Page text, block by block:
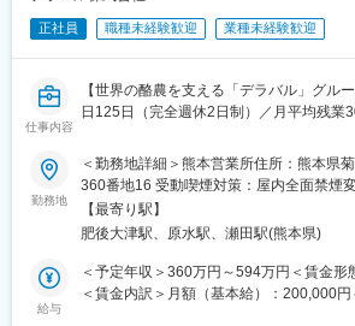
日本一人が育つ蔵元を目指し、人事評価
年度より本格的に実施予定です。働きや
■キャリアパス：
バックオフィス業務全般に携わることで
関与することで、マネジメントスキルも
変更の範囲：会社の定める業務
そこに回路を形成します。私ども東京応
する様々なフォトレジストの開発・製造
成長してきた企業です。
「半導体用フォトレジスト製品」はグロ
100選に認定。海外の売上比率は全体売
り、アジアを中心に北米・ヨーロッパの
に資金と人材を投資する動きも活発化。
積極的です。
【当社の価値】フォトレジストの性能を
をウエハに刻むことができ、当社は製品
いても更に新規価値を世の中へ発信し続
っています。
正社員 職種未経験歓迎 業種未経験歓迎
仕事内容
【世界の酪農を支える「デラバル」グル
日125日（完全週休2日制）／月平均残業
札幌市ワーク・ライフ・バランスplus（
た。社内Web承認化推進、男性の育休取
っています。
■職務内容：
・酪農関連機器（搾乳機器など）のメン
を中心に担当して頂きます。酪農家に訪
明および修理や部品交換を行なっていた
勤務地
＜勤務地詳細＞熊本営業所住所：熊本県
360番地16 受動喫煙対策：屋内全面禁煙
る事業所
【最寄り駅】
肥後大津駅、原水駅、瀬田駅(熊本県)
給与
＜予定年収＞360万円～594万円＜賃金形
＜賃金内訳＞月額（基本給）：200,000